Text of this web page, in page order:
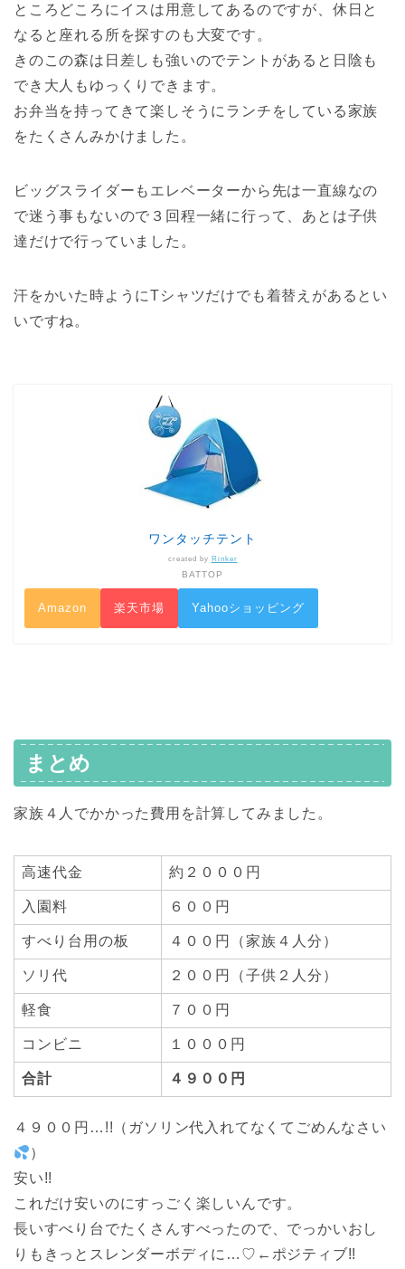
ところどころにイスは用意してあるのですが、休日と
なると座れる所を探すのも大変です。
きのこの森は日差しも強いのでテントがあると日陰も
でき大人もゆっくりできます。
お弁当を持ってきて楽しそうにランチをしている家族
をたくさんみかけました。
ビッグスライダーもエレベーターから先は一直線なの
で迷う事もないので３回程一緒に行って、あとは子供
達だけで行っていました。
汗をかいた時ようにTシャツだけでも着替えがあるとい
いですね。
ワンタッチテント
created by Rinker
BATTOP
Amazon 楽天市場 Yahooショッピング
まとめ
家族４人でかかった費用を計算してみました。
高速代金 約２０００円
入園料 ６００円
すべり台用の板 ４００円（家族４人分）
ソリ代 ２００円（子供２人分）
軽食 ７００円
コンビニ １０００円
合計 ４９００円
４９００円…!!（ガソリン代入れてなくてごめんなさい
）
安い!!
これだけ安いのにすっごく楽しいんです。
長いすべり台でたくさんすべったので、でっかいおし
りもきっとスレンダーボディに…♡←ポジティブ!!